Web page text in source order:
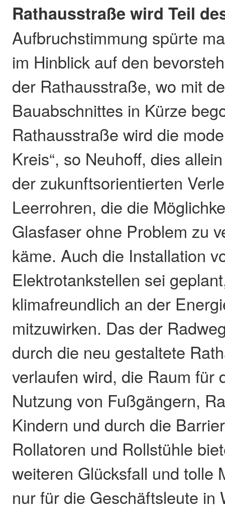
Rathausstraße wird Teil
Aufbruchstimmung spürte
im Hinblick auf den
der Rathausstraße, wo mit
Bauabschnittes in Kürze
Rathausstraße wird die
Kreis“, so Neuhoff, dies
der zukunftsorientierten
Leerrohren, die die
Glasfaser ohne Problem zu
käme. Auch die Installation
Elektrotankstellen sei
klimafreundlich an der
mitzuwirken. Das der
durch die neu gestaltete
verlaufen wird, die Raum für
Nutzung von Fußgängern,
Kindern und durch die
Rollatoren und Rollstühle
weiteren Glücksfall und tolle
nur für die Geschäftsleute in